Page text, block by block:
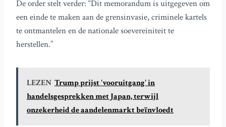
De order stelt verder: “Dit memorandum is uitgegeven om
een einde te maken aan de grensinvasie, criminele kartels
te ontmantelen en de nationale soevereiniteit te
herstellen.”
LEZEN Trump prijst 'vooruitgang' in
handelsgesprekken met Japan, terwijl
onzekerheid de aandelenmarkt beïnvloedt